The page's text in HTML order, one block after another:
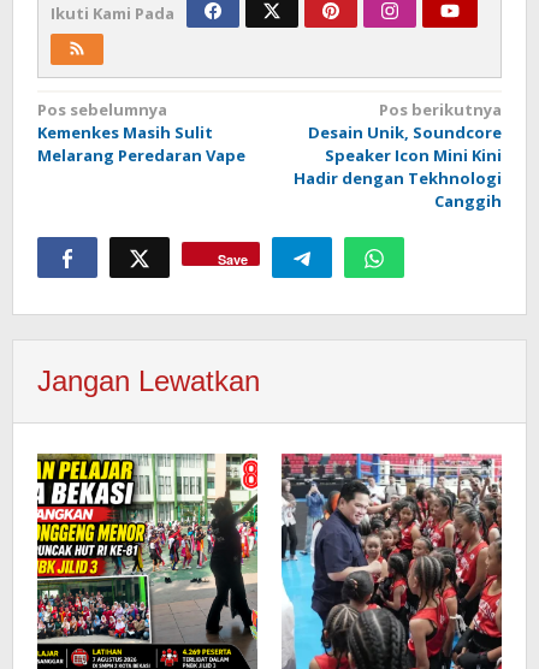
Ikuti Kami Pada
Navigasi
pos
Pos sebelumnya
Kemenkes Masih Sulit
Melarang Peredaran Vape
Pos berikutnya
Desain Unik, Soundcore
Speaker Icon Mini Kini
Hadir dengan Tekhnologi
Canggih
Save
Jangan Lewatkan